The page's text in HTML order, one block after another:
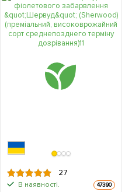
27
В наявності. 47390